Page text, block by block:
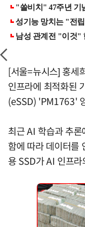
[서울=뉴시스] 홍세
인프라에 최적화된
(eSSD) 'PM1763'
최근 AI 학습과 추
함에 따라 데이터를
용 SSD가 AI 인프